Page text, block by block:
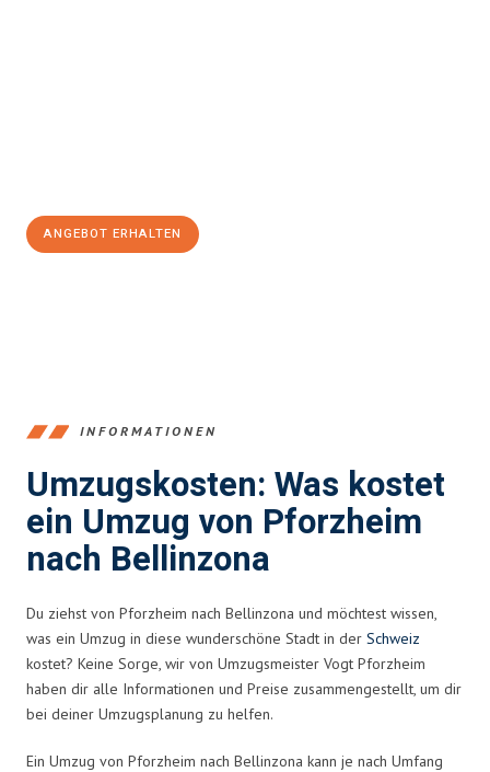
ANGEBOT ERHALTEN
INFORMATIONEN
Umzugskosten: Was kostet
ein Umzug von Pforzheim
nach Bellinzona
Du ziehst von Pforzheim nach Bellinzona und möchtest wissen,
was ein Umzug in diese wunderschöne Stadt in der Schweiz
kostet? Keine Sorge, wir von Umzugsmeister Vogt Pforzheim
haben dir alle Informationen und Preise zusammengestellt, um dir
bei deiner Umzugsplanung zu helfen.
Ein Umzug von Pforzheim nach Bellinzona kann je nach Umfang